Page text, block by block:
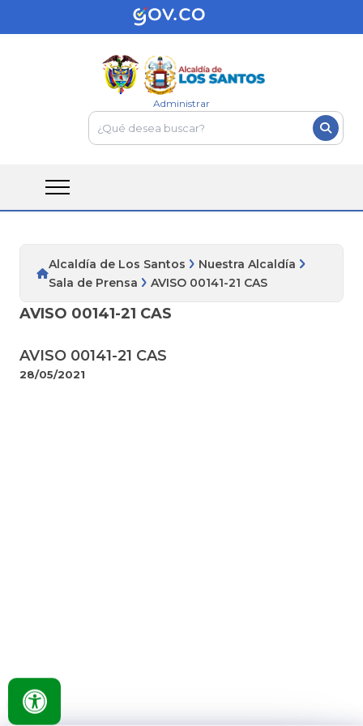
Administrar
Alcaldía de Los Santos
Nuestra Alcaldía
Sala de Prensa
AVISO 00141-21 CAS
AVISO 00141-21 CAS
AVISO 00141-21 CAS
28/05/2021